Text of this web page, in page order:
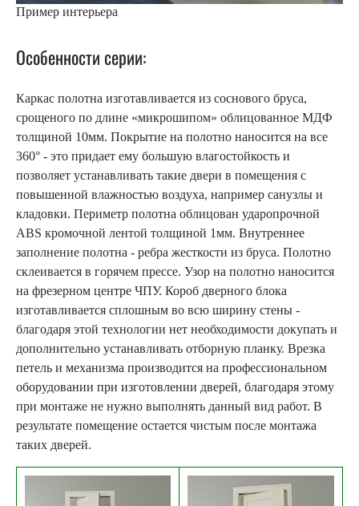
Пример интерьера
Особенности серии:
Каркас полотна изготавливается из соснового бруса,
срощеного по длине «микрошипом» облицованное МДФ
толщиной 10мм. Покрытие на полотно наносится на все
360° - это придает ему большую влагостойкость и
позволяет устанавливать такие двери в помещения с
повышенной влажностью воздуха, например санузлы и
кладовки. Периметр полотна облицован ударопрочной
ABS кромочной лентой толщиной 1мм. Внутреннее
заполнение полотна - ребра жесткости из бруса. Полотно
склеивается в горячем прессе. Узор на полотно наносится
на фрезерном центре ЧПУ. Короб дверного блока
изготавливается сплошным во всю ширину стены -
благодаря этой технологии нет необходимости докупать и
дополнительно устанавливать отборную планку. Врезка
петель и механизма производится на профессиональном
оборудовании при изготовлении дверей, благодаря этому
при монтаже не нужно выполнять данный вид работ. В
результате помещение остается чистым после монтажа
таких дверей.